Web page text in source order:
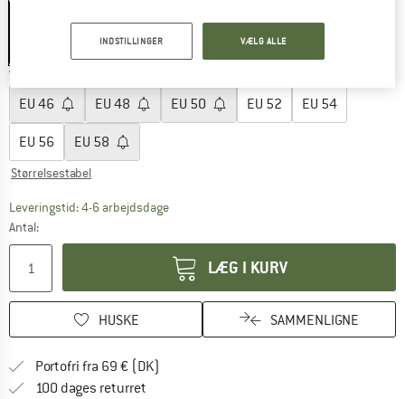
30%
Vælg en størrelse:
EU 46 EU 48 EU 50 EU 52 EU 54
EU 56 EU 58
Størrelsestabel
Leveringstid: 4-6 arbejdsdageLinket åbnes i en infoboks og indeholder
Antal:
LÆG I KURV
HUSKE SAMMENLIGNE
Portofri fra 69 € (DK)
100 dages returret
INDSTILLINGER VÆLG ALLE